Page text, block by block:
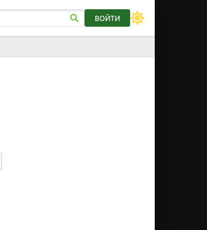
ВОЙТИ